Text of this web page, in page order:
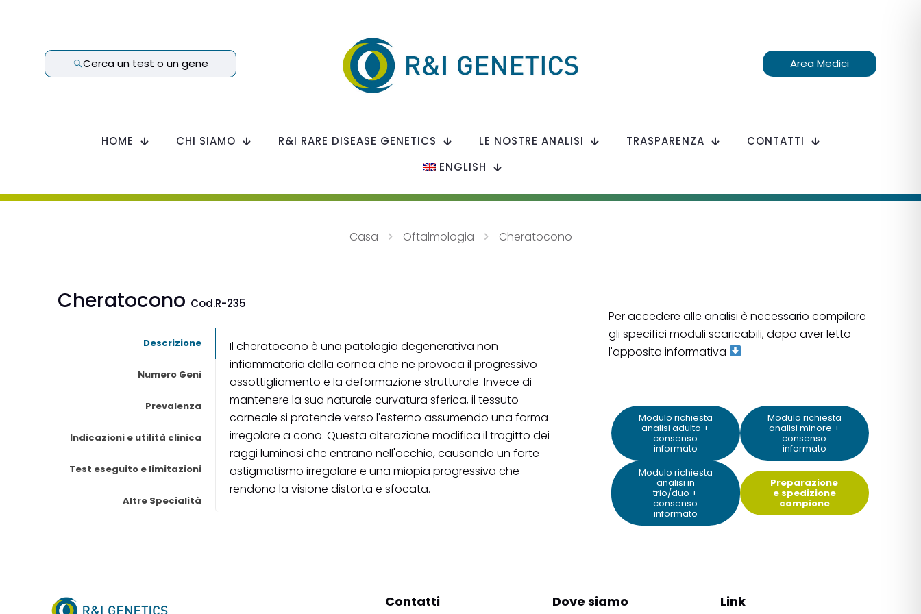
Cerca un test o un gene Area Medici
HOME CHI SIAMO R&I RARE DISEASE GENETICS LE NOSTRE ANALISI TRASPARENZA
CONTATTI
ENGLISH
Casa Oftalmologia Cheratocono
Cheratocono Cod.R-235
Descrizione
Numero Geni
Prevalenza
Indicazioni e utilità clinica
Test eseguito e limitazioni
Altre Specialità
Il cheratocono è una patologia degenerativa non
infiammatoria della cornea che ne provoca il progressivo
assottigliamento e la deformazione strutturale. Invece di
mantenere la sua naturale curvatura sferica, il tessuto
corneale si protende verso l'esterno assumendo una forma
irregolare a cono. Questa alterazione modifica il tragitto dei
raggi luminosi che entrano nell'occhio, causando un forte
astigmatismo irregolare e una miopia progressiva che
rendono la visione distorta e sfocata.
Per accedere alle analisi è necessario compilare
gli specifici moduli scaricabili, dopo aver letto
l'apposita informativa
Modulo richiesta
analisi adulto +
consenso
informato
Modulo richiesta
analisi minore +
consenso
informato
Modulo richiesta
analisi in
trio/duo +
consenso
informato
Preparazione
e spedizione
campione
Contatti Dove siamo Link